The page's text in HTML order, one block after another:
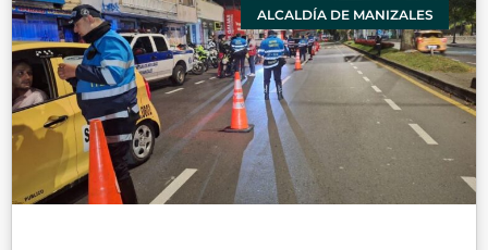
ALCALDÍA DE MANIZALES